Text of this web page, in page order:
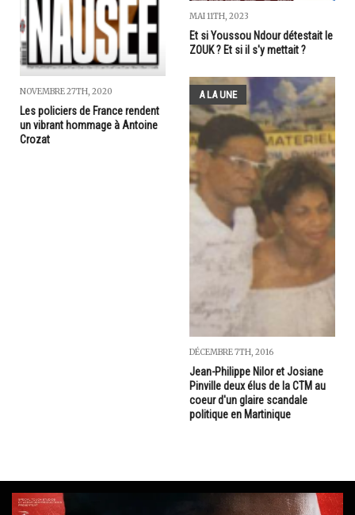
NOVEMBRE 27TH, 2020
Les policiers de France rendent
un vibrant hommage à Antoine
Crozat
MAI 11TH, 2023
Et si Youssou Ndour détestait le
ZOUK ? Et si il s'y mettait ?
A LA UNE
DÉCEMBRE 7TH, 2016
Jean-Philippe Nilor et Josiane
Pinville deux élus de la CTM au
coeur d'un glaire scandale
politique en Martinique